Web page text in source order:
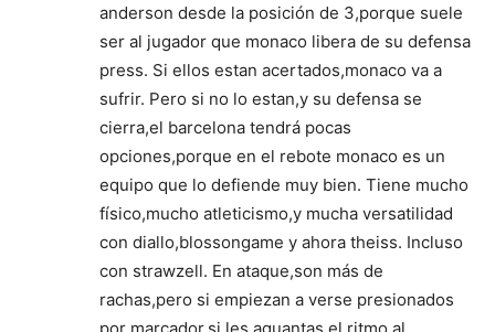
anderson desde la posición de 3,porque suele
ser al jugador que monaco libera de su defensa
press. Si ellos estan acertados,monaco va a
sufrir. Pero si no lo estan,y su defensa se
cierra,el barcelona tendrá pocas
opciones,porque en el rebote monaco es un
equipo que lo defiende muy bien. Tiene mucho
físico,mucho atleticismo,y mucha versatilidad
con diallo,blossongame y ahora theiss. Incluso
con strawzell. En ataque,son más de
rachas,pero si empiezan a verse presionados